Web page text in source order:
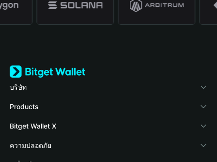
บริษัท
เกี่ยวกับ Bitget Wallet
Blog
Academy
Products
Crypto Card
Stablecoin Earn
Bitget Wallet X
นักพัฒนา
ความปลอดภัย